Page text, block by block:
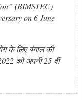
(BIMSTEC)
on 6 June
के लिए बंगाल की
को अपनी 25 वीं